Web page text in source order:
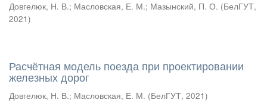
Довгелюк, Н. В.; Масловская, Е. М.; Мазынский, П. О. (БелГУТ,
2021)
Расчётная модель поезда при проектировании
железных дорог
Довгелюк, Н. В.; Масловская, Е. М. (БелГУТ, 2021)